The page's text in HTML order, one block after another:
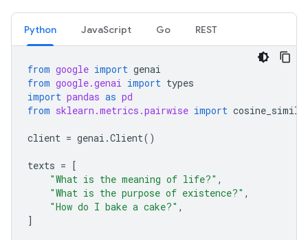
Python JavaScript Go REST
from google import genai
from google.genai import types
import pandas as pd
from sklearn.metrics.pairwise import
client = genai .Client()
texts = [
"What is the meaning of life?" ,
"What is the purpose of existence?" ,
"How do I bake a cake?" ,
]